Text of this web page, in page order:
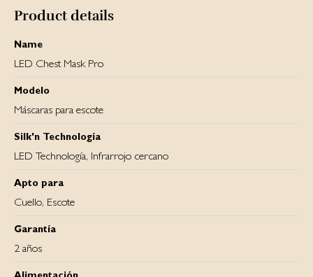
Presta atención a lo siguiente:
la fuente de alimentación.
• No utilices limpiadores agresivos, cepillos con cerdas
como cuchillos, rasquetas duras y similares.
Product details
Name
LED Chest Mask Pro
Modelo
Máscaras para escote
Silk'n Technología
LED Technología, Infrarrojo cercano
Apto para
Cuello, Escote
Garantía
2 años